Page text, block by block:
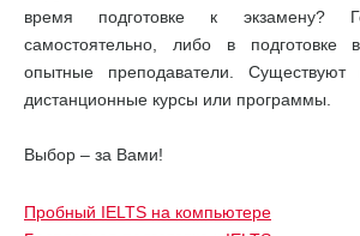
время подготовке к экзамену?
самостоятельно, либо в подготовке
опытные преподаватели.
дистанционные курсы или программы.
Выбор – за Вами!
Пробный IELTS на компьютере